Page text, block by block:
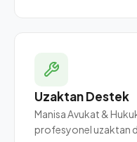
Uzaktan Destek
Manisa Avukat &
profesyonel uzaktan